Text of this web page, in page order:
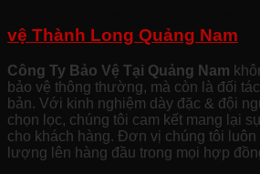
vệ Thành Long Quảng Nam
Công Ty Bảo Vệ Tại Quảng Nam
bảo vệ thông thường, mà còn là đối
bản. Với kinh nghiệm dày đặc & đội
chọn lọc, chúng tôi cam kết mang lại
cho khách hàng. Đơn vị chúng tôi luôn
lượng lên hàng đầu trong mọi hợp